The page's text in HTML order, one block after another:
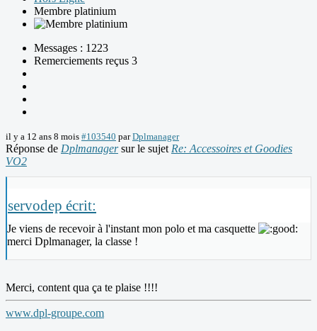
Membre platinium
Messages : 1223
Remerciements reçus 3
il y a 12 ans 8 mois #103540 parDplmanager
Réponse de Dplmanagersur le sujet Re: Accessoires et Goodies
VO2
servodep écrit:
Je viens de recevoir à l'instant mon polo et ma casquette
merci Dplmanager, la classe !
Merci, content qua ça te plaise !!!!
www.dpl-groupe.com